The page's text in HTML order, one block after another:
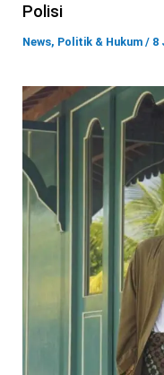
Polisi
News, Politik & Hukum / 8